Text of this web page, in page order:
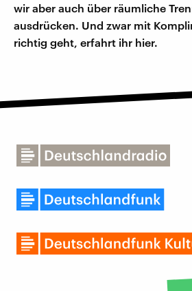
wir aber auch über räumliche
ausdrücken. Und zwar mit
richtig geht, erfahrt ihr hier.